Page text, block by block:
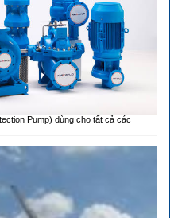
Pump) dùng cho tất cả các